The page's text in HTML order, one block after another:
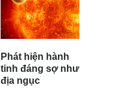
Phát hiện hành
tinh đáng sợ như
địa ngục